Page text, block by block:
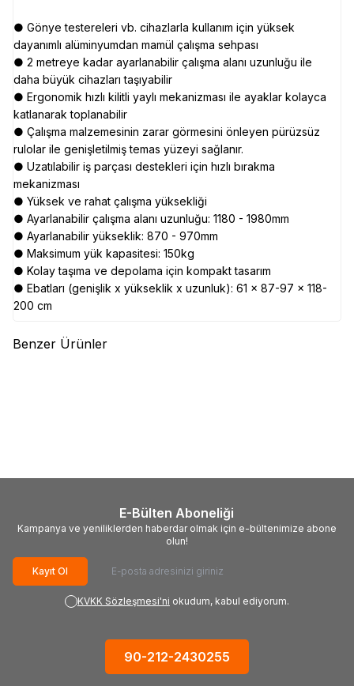
● Gönye testereleri vb. cihazlarla kullanım için yüksek
dayanımlı alüminyumdan mamül çalışma sehpası
● 2 metreye kadar ayarlanabilir çalışma alanı uzunluğu ile
daha büyük cihazları taşıyabilir
● Ergonomik hızlı kilitli yaylı mekanizması ile ayaklar kolayca
katlanarak toplanabilir
● Çalışma malzemesinin zarar görmesini önleyen pürüzsüz
rulolar ile genişletilmiş temas yüzeyi sağlanır.
● Uzatılabilir iş parçası destekleri için hızlı bırakma
mekanizması
● Yüksek ve rahat çalışma yüksekliği
● Ayarlanabilir çalışma alanı uzunluğu: 1180 - 1980mm
● Ayarlanabilir yükseklik: 870 - 970mm
● Maksimum yük kapasitesi: 150kg
● Kolay taşıma ve depolama için kompakt tasarım
● Ebatları (genişlik x yükseklik x uzunluk): 61 x 87-97 x 118-
200 cm
Benzer Ürünler
E-Bülten Aboneliği
Kampanya ve yeniliklerden haberdar olmak için e-bültenimize abone
olun!
Kayıt Ol
KVKK Sözleşmesi'ni okudum, kabul ediyorum.
90-212-2430255